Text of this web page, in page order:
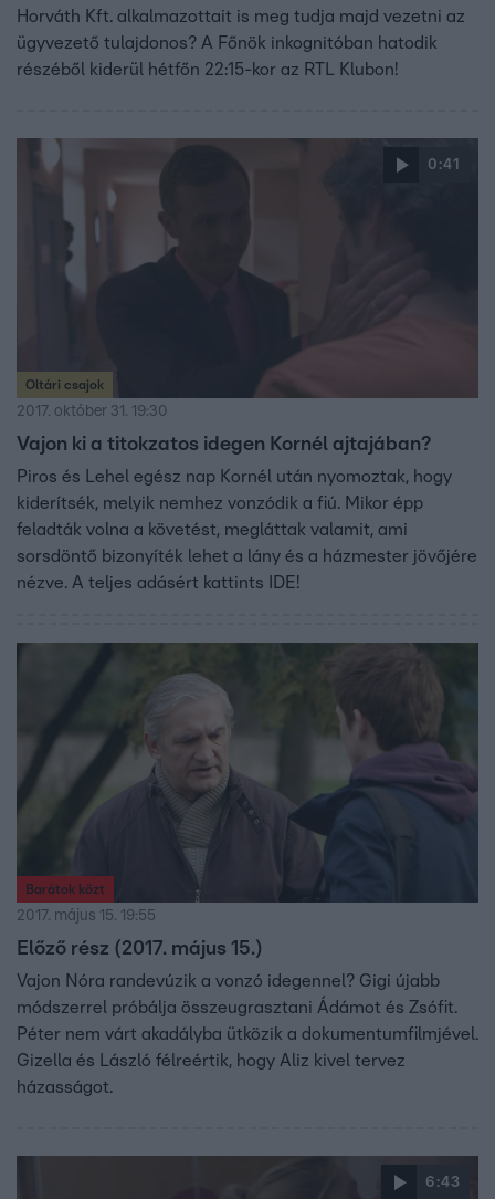
Horváth Kft. alkalmazottait is meg tudja majd vezetni az
ügyvezető tulajdonos? A Főnök inkognitóban hatodik
részéből kiderül hétfőn 22:15-kor az RTL Klubon!
0:41
Oltári csajok
2017. október 31. 19:30
Vajon ki a titokzatos idegen Kornél ajtajában?
Piros és Lehel egész nap Kornél után nyomoztak, hogy
kiderítsék, melyik nemhez vonzódik a fiú. Mikor épp
feladták volna a követést, megláttak valamit, ami
sorsdöntő bizonyíték lehet a lány és a házmester jövőjére
nézve. A teljes adásért kattints IDE!
Barátok közt
2017. május 15. 19:55
Előző rész (2017. május 15.)
Vajon Nóra randevúzik a vonzó idegennel? Gigi újabb
módszerrel próbálja összeugrasztani Ádámot és Zsófit.
Péter nem várt akadályba ütközik a dokumentumfilmjével.
Gizella és László félreértik, hogy Aliz kivel tervez
házasságot.
6:43